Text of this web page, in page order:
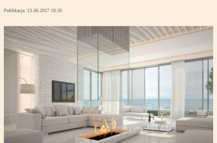
Publikacja: 13.06.2017 18:26